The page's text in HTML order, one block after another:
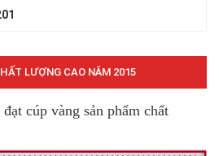
LƯỢNG CAO NĂM 2015
đạt cúp vàng sản phẩm chất